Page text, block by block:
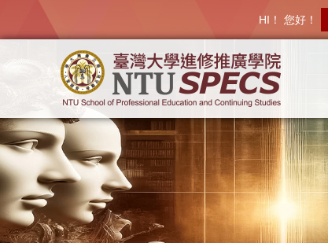
HI！ 您好！